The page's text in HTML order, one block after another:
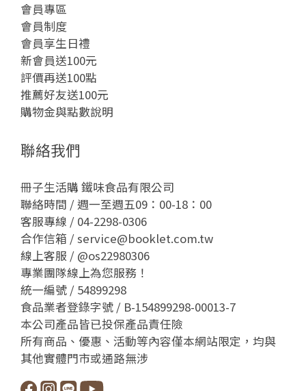
會員專區
會員制度
會員享生日禮
新會員送100元
評價再送100點
推薦好友送100元
購物金與點數說明
聯絡我們
冊子生活購 鐵味食品有限公司
聯絡時間 / 週一至週五09：00-18：00
客服專線 / 04-2298-0306
合作信箱 / service@booklet.com.tw
線上客服 / @os22980306
專業團隊線上為您服務！
統一編號 / 54899298
食品業者登錄字號 / B-154899298-00013-7
本公司產品皆已投保產品責任險
所有商品、優惠、活動等內容僅本網站限定，均與
其他實體門市或通路無涉